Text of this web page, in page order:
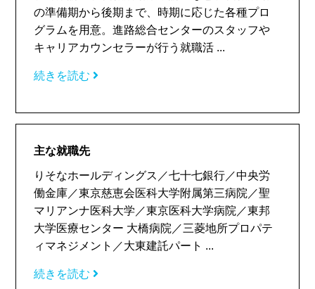
の準備期から後期まで、時期に応じた各種プロ
グラムを用意。進路総合センターのスタッフや
キャリアカウンセラーが行う就職活 ...
続きを読む
主な就職先
りそなホールディングス／七十七銀行／中央労
働金庫／東京慈恵会医科大学附属第三病院／聖
マリアンナ医科大学／東京医科大学病院／東邦
大学医療センター 大橋病院／三菱地所プロパテ
ィマネジメント／大東建託パート ...
続きを読む